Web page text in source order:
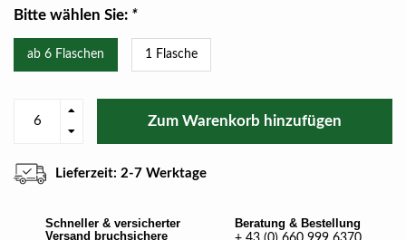
Bitte wählen Sie: *
ab 6 Flaschen 1 Flasche
Zum Warenkorb hinzufügen
Lieferzeit: 2-7 Werktage
Schneller & versicherter
Versand bruchsichere
Beratung & Bestellung